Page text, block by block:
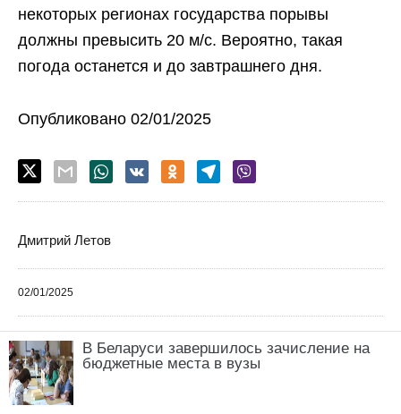
некоторых регионах государства порывы
должны превысить 20 м/с. Вероятно, такая
погода останется и до завтрашнего дня.
Опубликовано 02/01/2025
Дмитрий Летов
02/01/2025
В Беларуси завершилось зачисление на
бюджетные места в вузы